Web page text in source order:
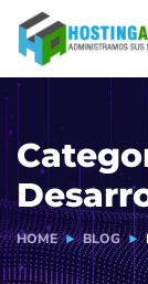
HOME BLOG